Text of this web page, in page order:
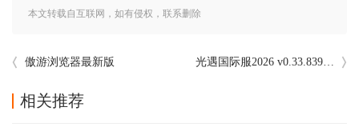
本文转载自互联网，如有侵权，联系删除
傲游浏览器最新版 光遇国际服2026 v0.33.8399977最新版
相关推荐